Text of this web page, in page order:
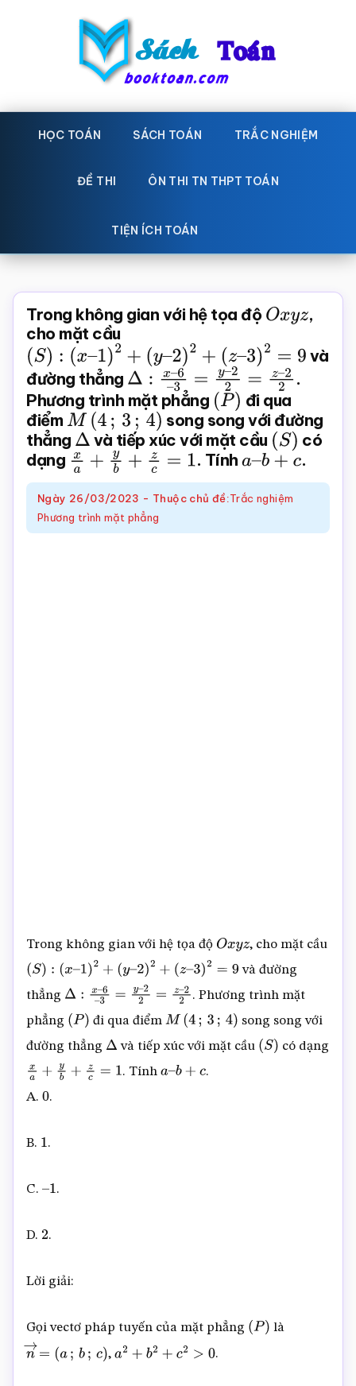
Sách
Toán
toán
Học
toán,
giáo
Toán,
trắc
nghiệm
Toán
online
HỌC TOÁN SÁCH TOÁN TRẮC NGHIỆM
ĐỀ THI ÔN THI TN THPT TOÁN
TIỆN ÍCH TOÁN
Trong không gian với hệ tọa độ Oxyz ,
cho mặt cầu
(S): (x –1)2+(y–2)2+(z– 3) 2=9
và
đường thẳng Δ: x–6–3 =y –22 =z –22 .
Phương trình mặt phẳng (P) đi qua
điểm M(4;3; 4)
song song với đường
thẳng Δ và tiếp xúc với mặt cầu (S) có
dạng xa +y b+ zc =1 . Tínha–b +c .
Ngày 26/03/2023 - Thuộc chủ đề:Trắc nghiệm
Phương trình mặt phẳng
Trong không gian với hệ tọa độ Oxyz , cho mặt cầu
(S): x –1) +( – )2+ (z– ) =9
và đường
thẳng Δ: x– 6–3 22 2
. Phương trình mặt
phẳng (P đi qua điểm M( 4 ;3 ;4 )
song song với
đường thẳng Δ và tiếp xúc với mặt cầu (S) có dạng
xa + b+ z = 1 . Tínha– b +
.
A. 0.
B. 1.
C. 1.
D. 2.
Lời giải:
Gọi vectơ pháp tuyến của mặt phẳng (P là
n→=(a ;b;c) , a2 +b 2+ 2 >0 .